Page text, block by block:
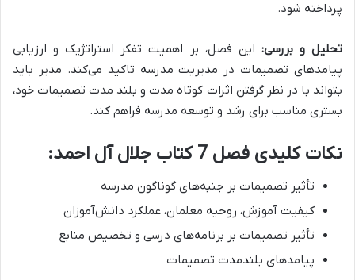
پرداخته شود.
تحلیل و بررسی: این فصل، بر اهمیت تفکر استراتژیک و ارزیابی
پیامدهای تصمیمات در مدیریت مدرسه تاکید می‌کند. مدیر باید
بتواند با در نظر گرفتن اثرات کوتاه مدت و بلند مدت تصمیمات خود،
بستری مناسب برای رشد و توسعه مدرسه فراهم کند.
نکات کلیدی فصل 7 کتاب جلال آل احمد:
تأثیر تصمیمات بر جنبه‌های گوناگون مدرسه
کیفیت آموزش، روحیه معلمان، عملکرد دانش‌آموزان
تأثیر تصمیمات بر برنامه‌های درسی و تخصیص منابع
پیامدهای بلندمدت تصمیمات